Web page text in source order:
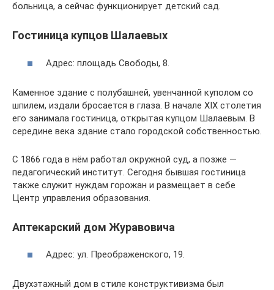
больница, а сейчас функционирует детский сад.
Гостиница купцов Шалаевых
Адрес: площадь Свободы, 8.
Каменное здание с полубашней, увенчанной куполом со
шпилем, издали бросается в глаза. В начале XIX столетия
его занимала гостиница, открытая купцом Шалаевым. В
середине века здание стало городской собственностью.
С 1866 года в нём работал окружной суд, а позже —
педагогический институт. Сегодня бывшая гостиница
также служит нуждам горожан и размещает в себе
Центр управления образования.
Аптекарский дом Журавовича
Адрес: ул. Преображенского, 19.
Двухэтажный дом в стиле конструктивизма был